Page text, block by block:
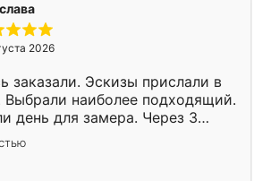
2026
заказали. Эскизы прислали в
Выбрали наиболее подходящий.
день для замера. Через 3
была уже готова. Остались
Спасибо Ренессанс
работу!